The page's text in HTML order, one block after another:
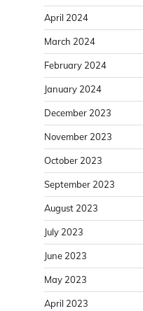
April 2024
March 2024
February 2024
January 2024
December 2023
November 2023
October 2023
September 2023
August 2023
July 2023
June 2023
May 2023
April 2023